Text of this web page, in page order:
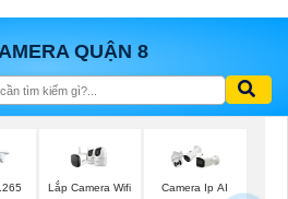
QUẬN 8
Lắp Camera Wifi
Camera Ip AI